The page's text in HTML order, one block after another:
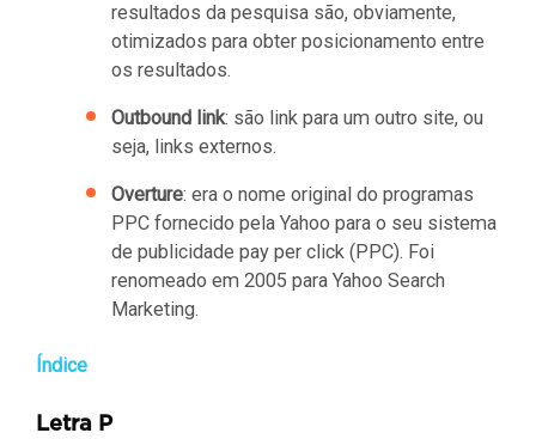
resultados da pesquisa são, obviamente,
otimizados para obter posicionamento entre
os resultados.
Outbound link: são link para um outro site, ou
seja, links externos.
Overture: era o nome original do programas
PPC fornecido pela Yahoo para o seu sistema
de publicidade pay per click (PPC). Foi
renomeado em 2005 para Yahoo Search
Marketing.
Índice
Letra P